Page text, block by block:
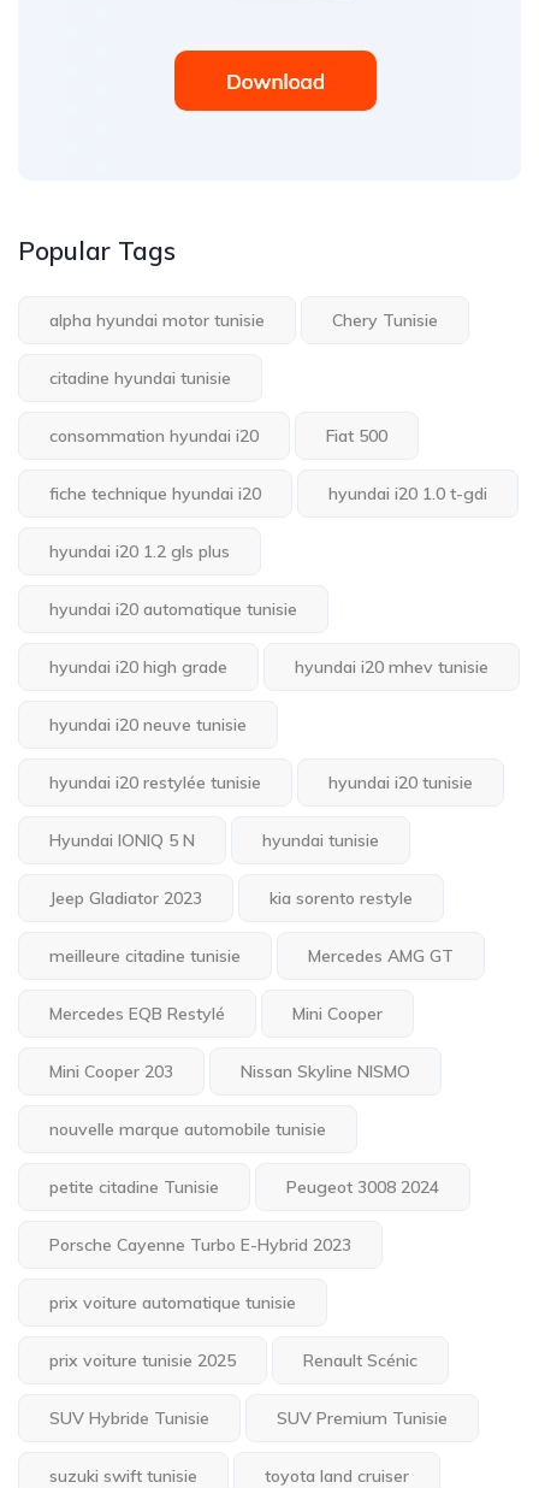
Popular Tags
alpha hyundai motor tunisie Chery Tunisie
citadine hyundai tunisie
consommation hyundai i20 Fiat 500
fiche technique hyundai i20 hyundai i20 1.0 t-gdi
hyundai i20 1.2 gls plus
hyundai i20 automatique tunisie
hyundai i20 high grade hyundai i20 mhev tunisie
hyundai i20 neuve tunisie
hyundai i20 restylée tunisie hyundai i20 tunisie
Hyundai IONIQ 5 N hyundai tunisie
Jeep Gladiator 2023 kia sorento restyle
meilleure citadine tunisie Mercedes AMG GT
Mercedes EQB Restylé Mini Cooper
Mini Cooper 203 Nissan Skyline NISMO
nouvelle marque automobile tunisie
petite citadine Tunisie Peugeot 3008 2024
Porsche Cayenne Turbo E-Hybrid 2023
prix voiture automatique tunisie
prix voiture tunisie 2025 Renault Scénic
SUV Hybride Tunisie SUV Premium Tunisie
suzuki swift tunisie toyota land cruiser